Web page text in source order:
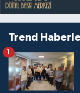
Trend
1